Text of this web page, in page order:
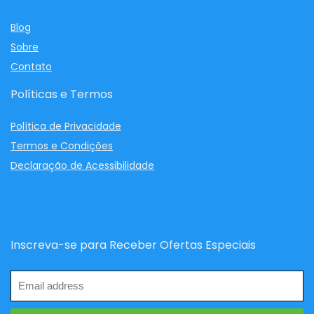
Blog
Sobre
Contato
Políticas e Termos
Política de Privacidade
Termos e Condições
Declaração de Acessibilidade
Inscreva-se para Receber Ofertas Especiais